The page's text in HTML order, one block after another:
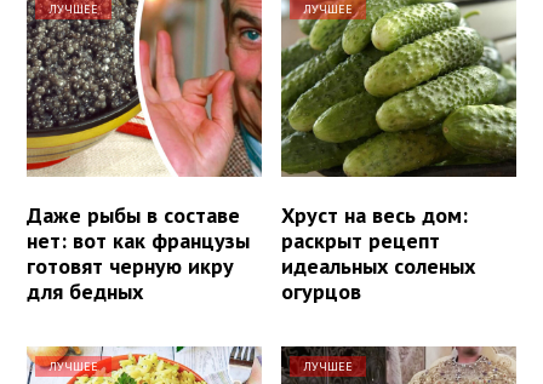
ЛУЧШЕЕ
Даже рыбы в составе
нет: вот как французы
готовят черную икру
для бедных
ЛУЧШЕЕ
Хруст на весь дом:
раскрыт рецепт
идеальных соленых
огурцов
ЛУЧШЕЕ ЛУЧШЕЕ